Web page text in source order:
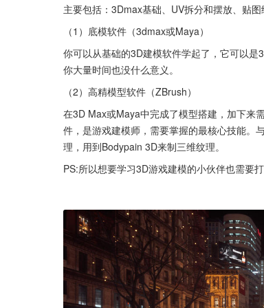
主要包括：3Dmax基础、UV拆分和摆放、贴图
（1）底模软件（3dmax或Maya）
你可以从基础的3D建模软件学起了，它可以
你大量时间也没什么意义。
（2）高精模型软件（ZBrush）
在3D Max或Maya中完成了模型搭建，加下来
件，是游戏建模师，需要掌握的最核心技能。
理，用到Bodypain 3D来制三维纹理。
PS:所以想要学习3D游戏建模的小伙伴也需要